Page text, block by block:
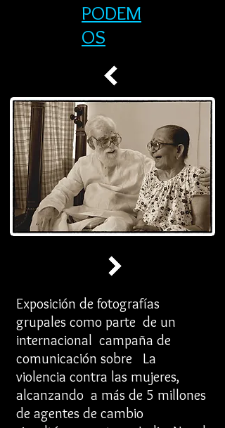
PODEM
OS
Exposición de fotografías
grupales como parte de un
internacional campaña de
comunicación sobre La
violencia contra las mujeres,
alcanzando a más de 5 millones
de agentes de cambio